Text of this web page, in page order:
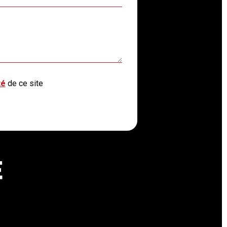
de ce site